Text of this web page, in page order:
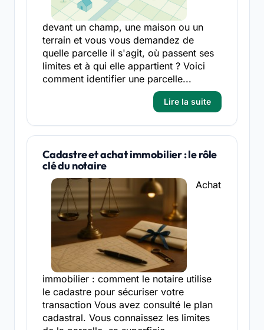
devant un champ, une maison ou un
terrain et vous vous demandez de
quelle parcelle il s'agit, où passent ses
limites et à qui elle appartient ? Voici
comment identifier une parcelle...
Lire la suite
Cadastre et achat immobilier : le rôle
clé du notaire
Achat
immobilier : comment le notaire utilise
le cadastre pour sécuriser votre
transaction Vous avez consulté le plan
cadastral. Vous connaissez les limites